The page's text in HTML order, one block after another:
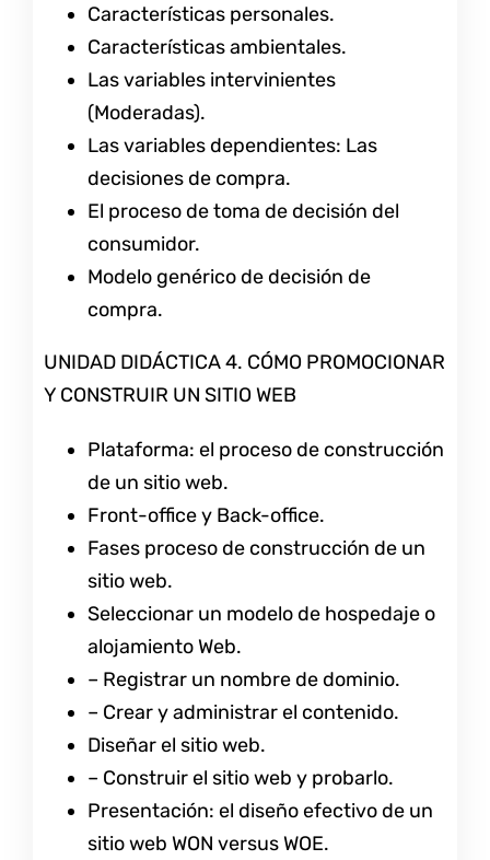
Características personales.
Características ambientales.
Las variables intervinientes
(Moderadas).
Las variables dependientes: Las
decisiones de compra.
El proceso de toma de decisión del
consumidor.
Modelo genérico de decisión de
compra.
UNIDAD DIDÁCTICA 4. CÓMO PROMOCIONAR
Y CONSTRUIR UN SITIO WEB
Plataforma: el proceso de construcción
de un sitio web.
Front-office y Back-office.
Fases proceso de construcción de un
sitio web.
Seleccionar un modelo de hospedaje o
alojamiento Web.
– Registrar un nombre de dominio.
– Crear y administrar el contenido.
Diseñar el sitio web.
– Construir el sitio web y probarlo.
Presentación: el diseño efectivo de un
sitio web WON versus WOE.